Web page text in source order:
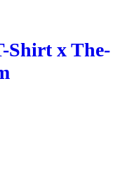
Shirt x The-